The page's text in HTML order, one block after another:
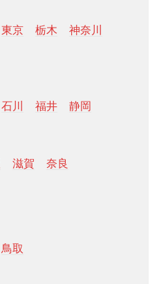
東京 栃木
神奈川
石川 福井 静岡
滋賀 奈良
鳥取